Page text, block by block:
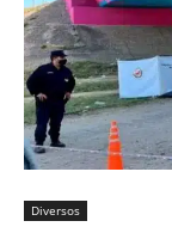
Diversos